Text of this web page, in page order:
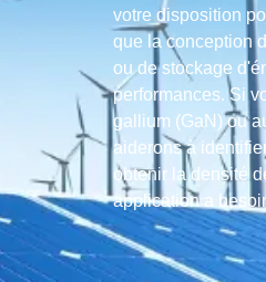
votre disposition
que la conception
ou de stockage
performances. Si
gallium (GaN) ou
aiderons à
obtenir la densité
application a